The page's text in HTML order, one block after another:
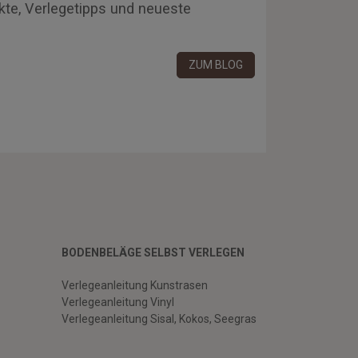
Verlegetipps und neueste
ZUM BLOG
BODENBELÄGE SELBST VERLEGEN
Verlegeanleitung Kunstrasen
Verlegeanleitung Vinyl
Verlegeanleitung Sisal, Kokos, Seegras